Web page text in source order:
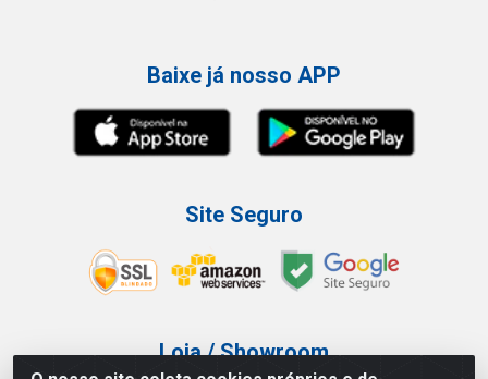
Baixe já nosso APP
Site Seguro
Loja / Showroom